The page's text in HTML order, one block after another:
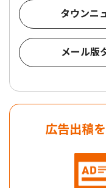
タウンニ
メール版
広告出稿